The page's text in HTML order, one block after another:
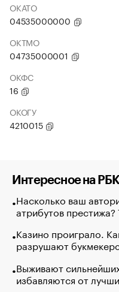
ОКАТО
04535000000
ОКТМО
04735000001
ОКФС
16
ОКОГУ
4210015
Интересное на
Насколько ваш
атрибутов престижа?
Казино проиграло.
разрушают
Выживают
избавляются от